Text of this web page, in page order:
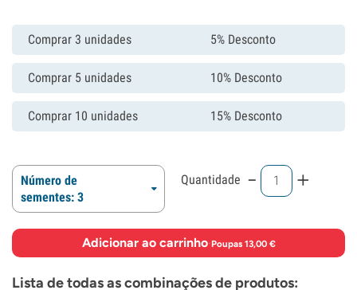
Comprar 3 unidades 5% Desconto
Comprar 5 unidades 10% Desconto
Comprar 10 unidades 15% Desconto
Número de
sementes: 3
Quantidade - +
Adicionar ao carrinho·Poupas 13,00 €
Lista de todas as combinações de produtos: